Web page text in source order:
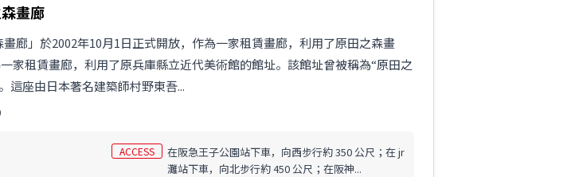
畫廊
廊」於2002年10月1日正式開放，作為一家租賃畫廊，利用了原田之森畫
家租賃畫廊，利用了原兵庫縣立近代美術館的館址。該館址曾被稱為“原田之
這座由日本著名建築師村野東吾...
ACCESS
在阪急王子公園站下車，向西步行約 350 公尺；在 jr
灘站下車，向北步行約 450 公尺；在阪神...